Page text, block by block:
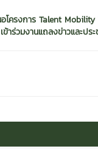
โครงการ Talent Mobility
ข้าร่วมงานแถลงข่าวและปร